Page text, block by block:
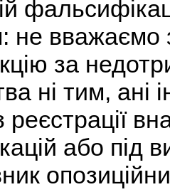
не вважаємо
за
ні тим,
реєстрації
або під